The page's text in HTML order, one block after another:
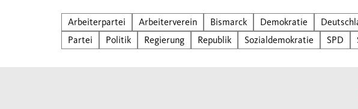
Arbeiterpartei Arbeiterverein Bismarck Demokratie
Partei
Politik Regierung Republik Sozialdemokratie SPD